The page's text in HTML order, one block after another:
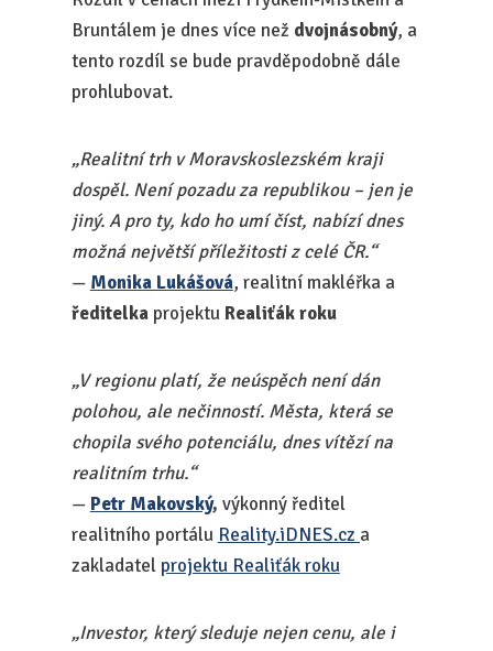
Bruntálem je dnes více než dvojnásobný, a
tento rozdíl se bude pravděpodobně dále
prohlubovat.
„Realitní trh v Moravskoslezském kraji
dospěl. Není pozadu za republikou – jen je
jiný. A pro ty, kdo ho umí číst, nabízí dnes
možná největší příležitosti z celé ČR.“
— Monika Lukášová, realitní makléřka a
ředitelkaprojektu Realiťák roku
„V regionu platí, že neúspěch není dán
polohou, ale nečinností. Města, která se
chopila svého potenciálu, dnes vítězí na
realitním trhu.“
— Petr Makovský, výkonný ředitel
realitního portálu Reality.iDNES.cz a
zakladatel projektu Realiťák roku
„Investor, který sleduje nejen cenu, ale i